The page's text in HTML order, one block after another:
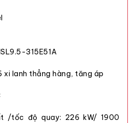
315E51A
xi lanh thẳng hàng, tăng áp
/tốc độ quay: 226 kW/ 1900